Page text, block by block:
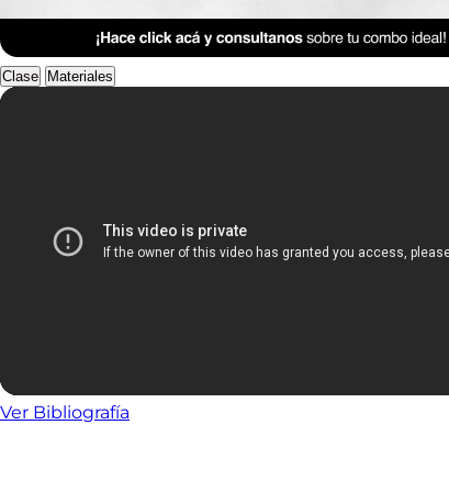
Clase 7
Clase Materiales
Ver Bibliografía